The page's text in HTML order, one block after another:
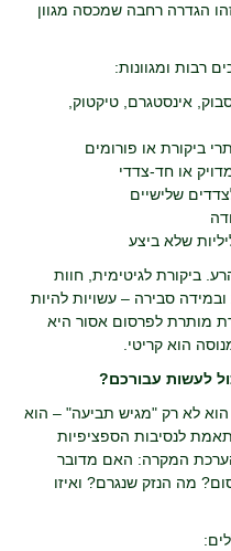
הגדרה רחבה שמכסה מגוון
רבות ומגוונות:
אינסטגרם, טיקטוק,
או חד-צדדי
שלישיים
שלא ביצע
ביקורת לגיטימית, חוות
סבירה – עשויות להיות
מותרת לפרסום אסור היא
הוא קריטי.
לעשות עבורכם?
לא רק "מגיש תביעה" – הוא
לנסיבות הספציפיות
המקרה: האם מדובר
מה הנזק שנגרם? ואיזו